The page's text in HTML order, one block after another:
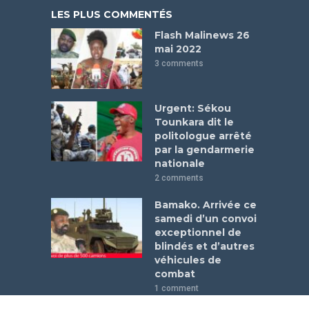
LES PLUS COMMENTÉS
Flash Malinews 26
mai 2022
3 comments
Urgent: Sékou
Tounkara dit le
politologue arrêté
par la gendarmerie
nationale
2 comments
Bamako. Arrivée ce
samedi d’un convoi
exceptionnel de
blindés et d’autres
véhicules de
combat
1 comment